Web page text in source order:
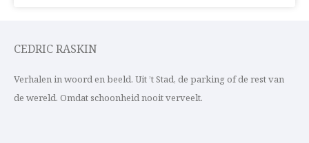
CEDRIC RASKIN
Verhalen in woord en beeld. Uit ’t Stad, de parking of de rest van
de wereld. Omdat schoonheid nooit verveelt.